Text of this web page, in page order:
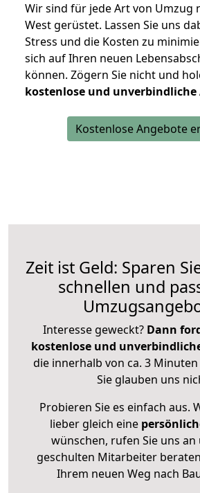
Wir sind für jede Art von Umzug
West gerüstet. Lassen Sie uns
Stress und die Kosten zu
sich auf Ihren neuen
können. Zögern Sie nicht und
kostenlose und unverbindliche
Kostenlose Angebote
Zeit ist Geld: Sparen
schnellen und
Interesse geweckt? Dann
kostenlose und
die innerhalb von ca. 3
Sie glauben uns
Probieren Sie es einfach aus.
lieber gleich eine
wünschen, rufen Sie uns
geschulten Mitarbeiter
Ihrem neuen Weg nach